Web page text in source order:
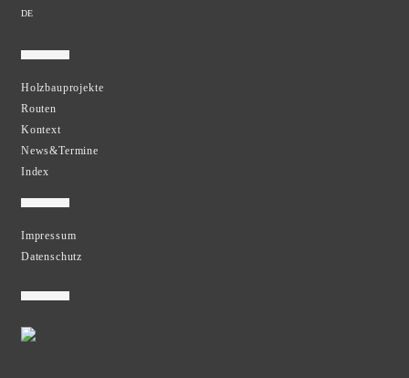
DE
Holzbauprojekte
Routen
Kontext
News&Termine
Index
Impressum
Datenschutz